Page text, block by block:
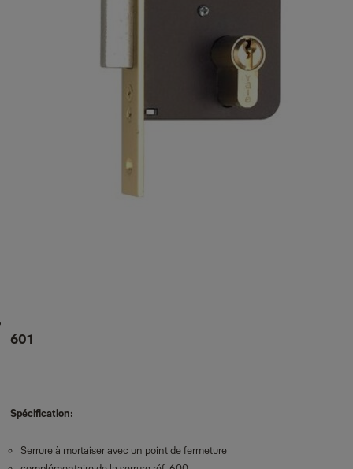
601
Spécification:
Serrure à mortaiser avec un point de fermeture